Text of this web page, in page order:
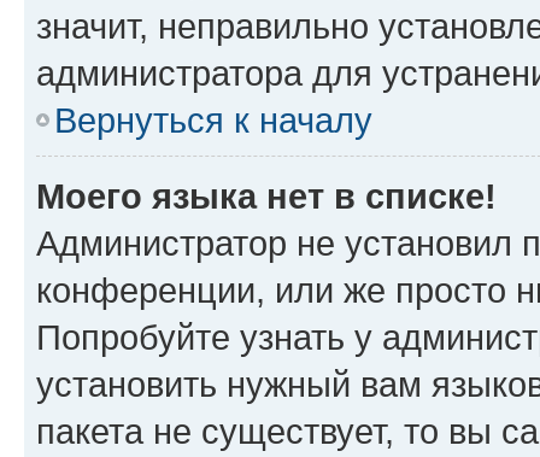
значит, неправильно
администратора для
Вернуться к началу
Моего языка нет в списке!
Администратор не установил
конференции, или же просто
Попробуйте узнать у
установить нужный вам
пакета не существует, то вы